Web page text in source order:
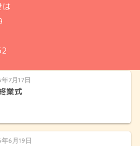
は
7月17日
業式
6月19日